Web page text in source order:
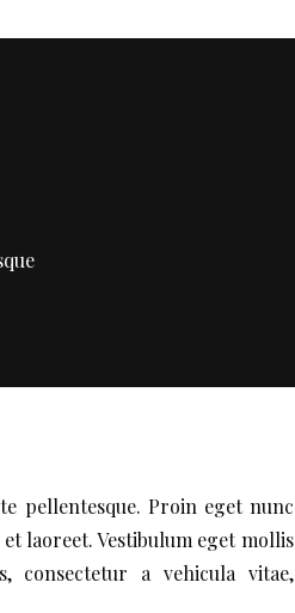
pellentesque. Proin eget nunc
laoreet. Vestibulum eget mollis
consectetur a vehicula vitae,